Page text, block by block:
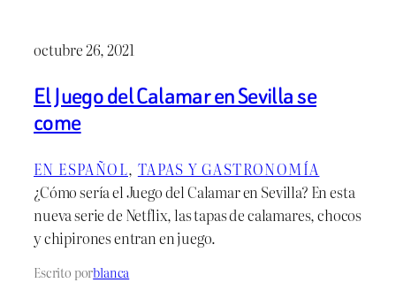
octubre 26, 2021
El Juego del Calamar en Sevilla se
come
EN ESPAÑOL, TAPAS Y GASTRONOMÍA
¿Cómo sería el Juego del Calamar en Sevilla? En esta
nueva serie de Netflix, las tapas de calamares, chocos
y chipirones entran en juego.
Escrito porblanca